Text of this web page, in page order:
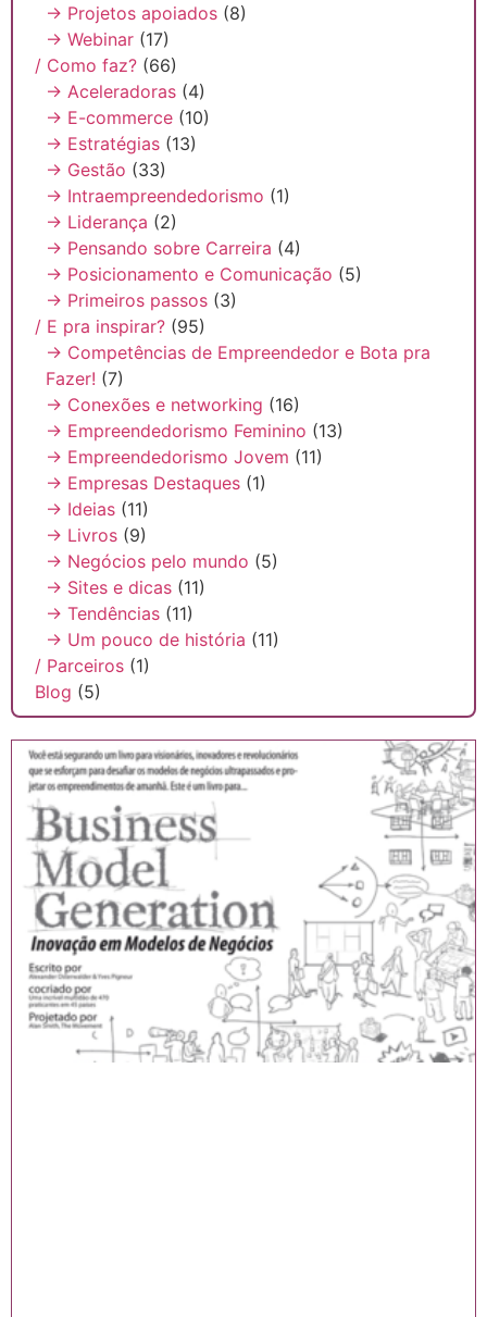
→ Projetos apoiados (8)
→ Webinar (17)
/ Como faz? (66)
→ Aceleradoras (4)
→ E-commerce (10)
→ Estratégias (13)
→ Gestão (33)
→ Intraempreendedorismo (1)
→ Liderança (2)
→ Pensando sobre Carreira (4)
→ Posicionamento e Comunicação (5)
→ Primeiros passos (3)
/ E pra inspirar? (95)
→ Competências de Empreendedor e Bota pra
Fazer! (7)
→ Conexões e networking (16)
→ Empreendedorismo Feminino (13)
→ Empreendedorismo Jovem (11)
→ Empresas Destaques (1)
→ Ideias (11)
→ Livros (9)
→ Negócios pelo mundo (5)
→ Sites e dicas (11)
→ Tendências (11)
→ Um pouco de história (11)
/ Parceiros (1)
Blog (5)